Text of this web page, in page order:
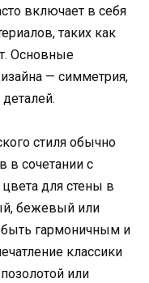
включает в себя
таких как
Основные
— симметрия,
стиля обычно
в сочетании с
для стены в
бежевый или
гармоничным и
классики
или